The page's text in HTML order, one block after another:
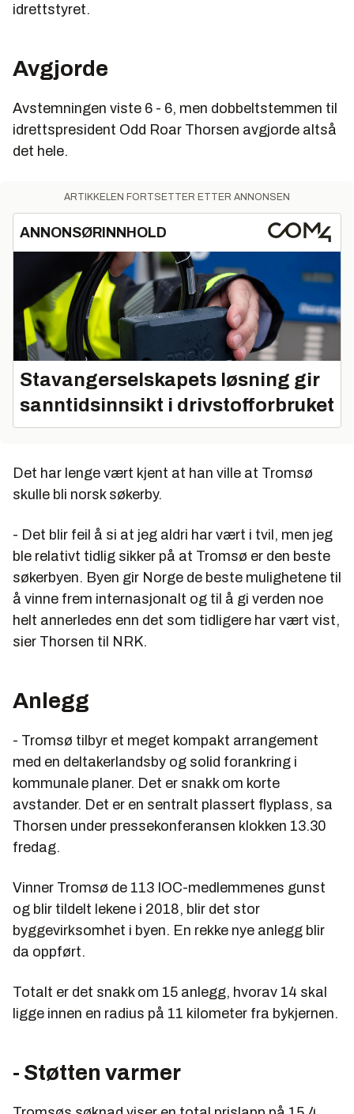
idrettstyret.
Avgjorde
Avstemningen viste 6 - 6, men dobbeltstemmen til
idrettspresident Odd Roar Thorsen avgjorde altså
det hele.
ARTIKKELEN FORTSETTER ETTER ANNONSEN
ANNONSØRINNHOLD
Stavangerselskapets løsning gir
sanntidsinnsikt i drivstofforbruket
Det har lenge vært kjent at han ville at Tromsø
skulle bli norsk søkerby.
- Det blir feil å si at jeg aldri har vært i tvil, men jeg
ble relativt tidlig sikker på at Tromsø er den beste
søkerbyen. Byen gir Norge de beste mulighetene til
å vinne frem internasjonalt og til å gi verden noe
helt annerledes enn det som tidligere har vært vist,
sier Thorsen til NRK.
Anlegg
- Tromsø tilbyr et meget kompakt arrangement
med en deltakerlandsby og solid forankring i
kommunale planer. Det er snakk om korte
avstander. Det er en sentralt plassert flyplass, sa
Thorsen under pressekonferansen klokken 13.30
fredag.
Vinner Tromsø de 113 IOC-medlemmenes gunst
og blir tildelt lekene i 2018, blir det stor
byggevirksomhet i byen. En rekke nye anlegg blir
da oppført.
Totalt er det snakk om 15 anlegg, hvorav 14 skal
ligge innen en radius på 11 kilometer fra bykjernen.
- Støtten varmer